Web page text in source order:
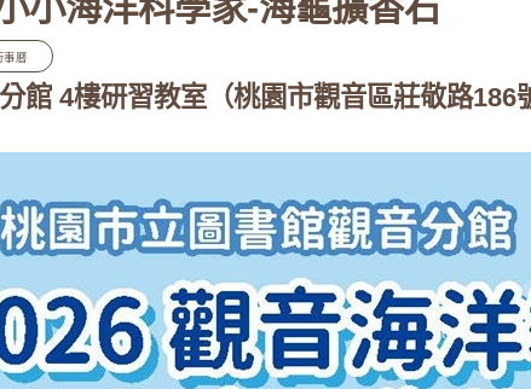
事曆
館 4樓研習教室（桃園市觀音區莊敬路186